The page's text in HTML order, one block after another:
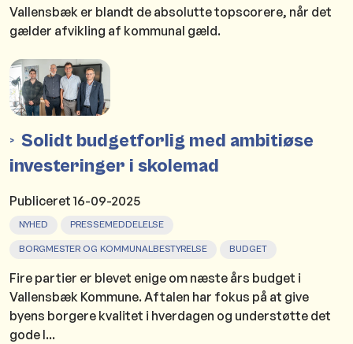
Vallensbæk er blandt de absolutte topscorere, når det
gælder afvikling af kommunal gæld.
Solidt budgetforlig med ambitiøse
investeringer i skolemad
Publiceret16-09-2025
NYHED PRESSEMEDDELELSE
BORGMESTER OG KOMMUNALBESTYRELSE BUDGET
Fire partier er blevet enige om næste års budget i
Vallensbæk Kommune. Aftalen har fokus på at give
byens borgere kvalitet i hverdagen og understøtte det
gode l...